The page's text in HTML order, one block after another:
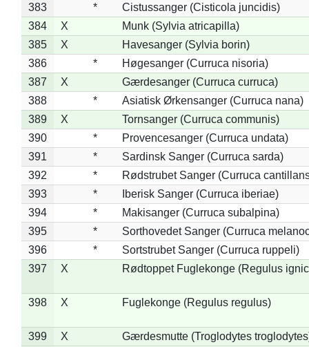
383
*
Cistussanger (Cisticola juncidis)
384
X
Munk (Sylvia atricapilla)
385
X
Havesanger (Sylvia borin)
386
*
Høgesanger (Curruca nisoria)
387
X
Gærdesanger (Curruca curruca)
388
*
Asiatisk Ørkensanger (Curruca nana)
389
X
Tornsanger (Curruca communis)
390
*
Provencesanger (Curruca undata)
391
*
Sardinsk Sanger (Curruca sarda)
392
*
Rødstrubet Sanger (Curruca
393
*
Iberisk Sanger (Curruca iberiae)
394
*
Makisanger (Curruca subalpina)
395
*
Sorthovedet Sanger (Curruca
396
*
Sortstrubet Sanger (Curruca ruppeli)
397
X Rødtoppet Fuglekonge (Regulus
398 X Fuglekonge (Regulus regulus)
399 X
Gærdesmutte (Troglodytes